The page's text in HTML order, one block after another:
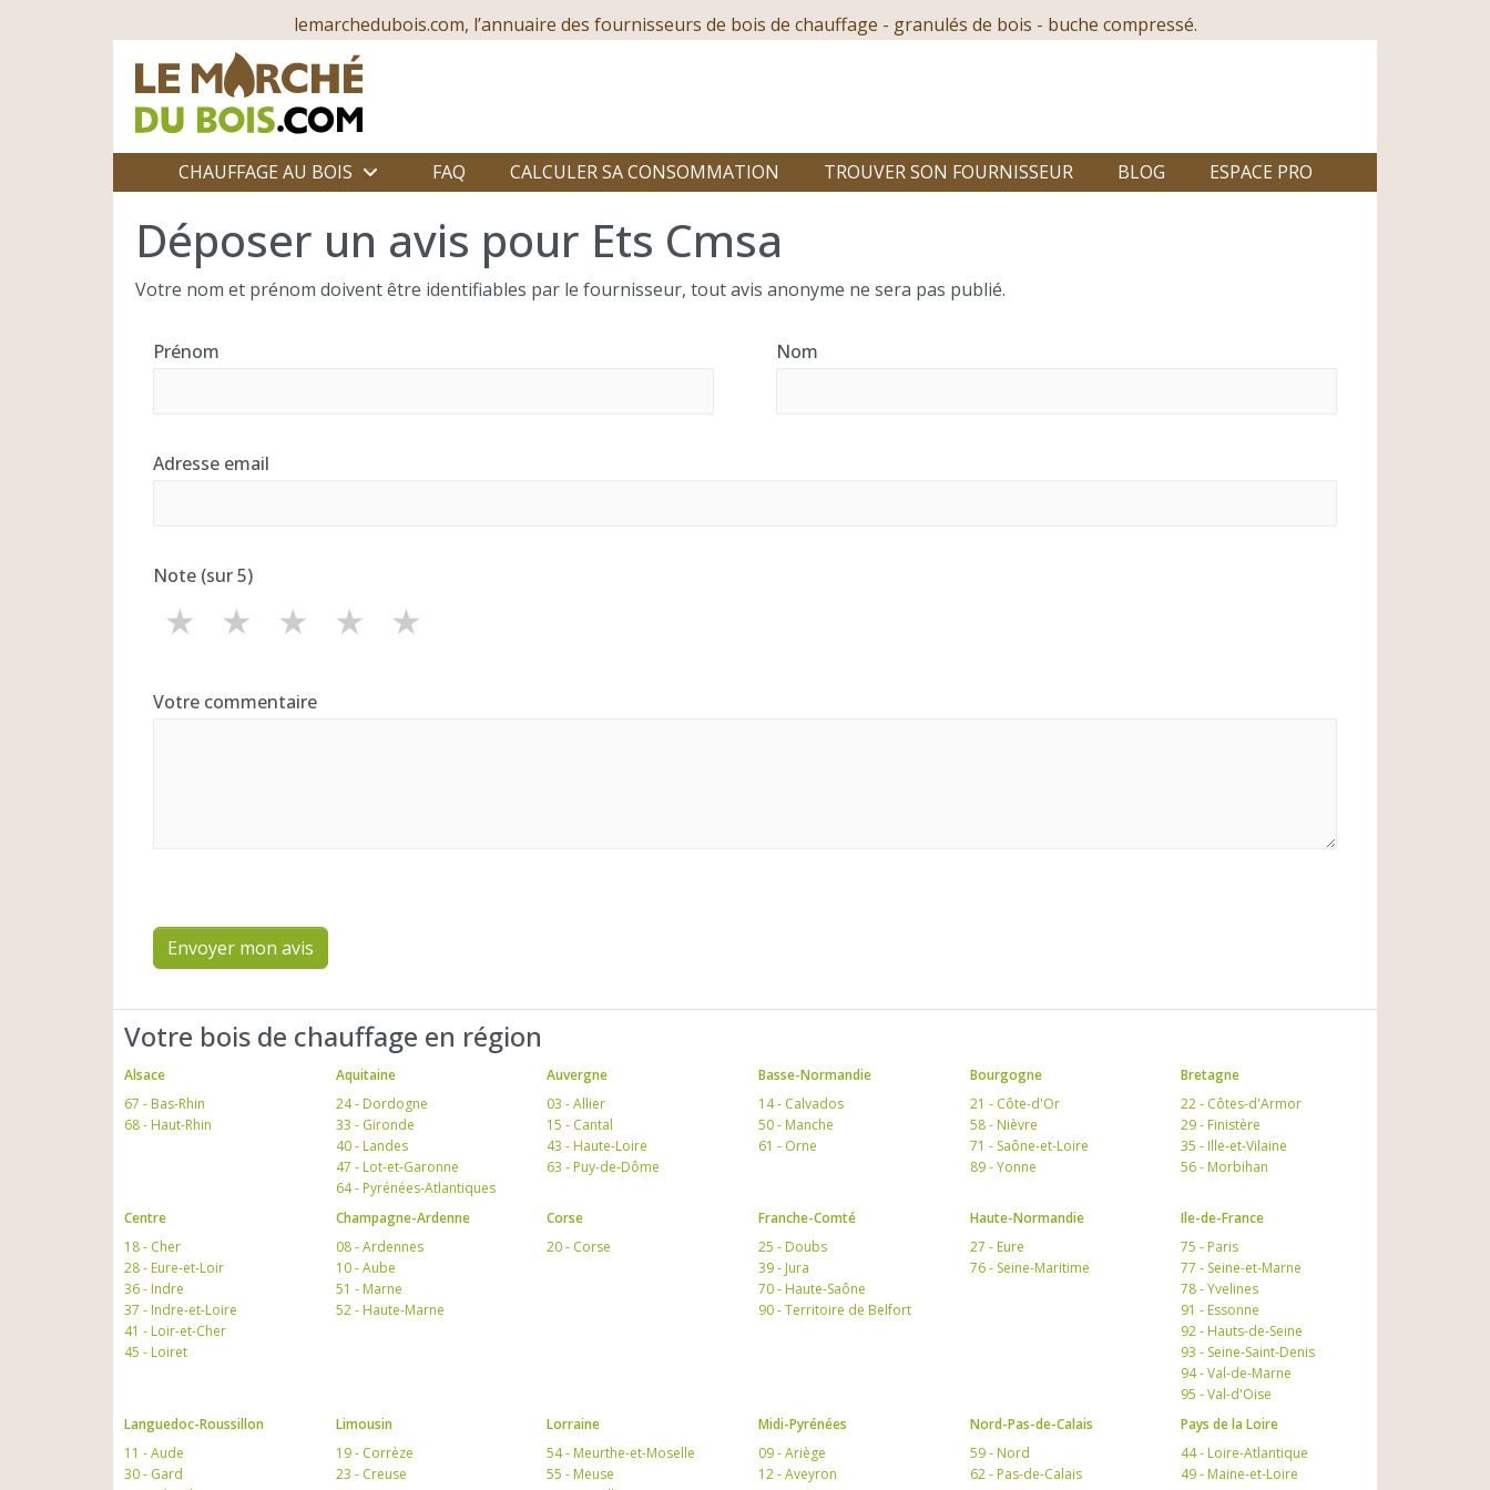
lemarchedubois.com, l’annuaire des fournisseurs de bois de chauffage - granulés de bois - buche compressé.
CHAUFFAGE AU BOIS FAQ CALCULER SA CONSOMMATION TROUVER SON FOURNISSEUR BLOG ESPACE PRO
Déposer un avis pour Ets Cmsa
Votre nom et prénom doivent être identifiables par le fournisseur, tout avis anonyme ne sera pas publié.
Prénom Nom
Adresse email
Note (sur 5)
★
★
★
★
★
Votre commentaire
Envoyer mon avis
Votre bois de chauffage en région
Alsace
67 - Bas-Rhin
68 - Haut-Rhin
Aquitaine
24 - Dordogne
33 - Gironde
40 - Landes
47 - Lot-et-Garonne
64 - Pyrénées-Atlantiques
Auvergne
03 - Allier
15 - Cantal
43 - Haute-Loire
63 - Puy-de-Dôme
Basse-Normandie
14 - Calvados
50 - Manche
61 - Orne
Bourgogne
21 - Côte-d'Or
58 - Nièvre
71 - Saône-et-Loire
89 - Yonne
Bretagne
22 - Côtes-d'Armor
29 - Finistère
35 - Ille-et-Vilaine
56 - Morbihan
Centre
18 - Cher
28 - Eure-et-Loir
36 - Indre
37 - Indre-et-Loire
41 - Loir-et-Cher
45 - Loiret
Champagne-Ardenne
08 - Ardennes
10 - Aube
51 - Marne
52 - Haute-Marne
Corse
20 - Corse
Franche-Comté
25 - Doubs
39 - Jura
70 - Haute-Saône
90 - Territoire de Belfort
Haute-Normandie
27 - Eure
76 - Seine-Maritime
Ile-de-France
75 - Paris
77 - Seine-et-Marne
78 - Yvelines
91 - Essonne
92 - Hauts-de-Seine
93 - Seine-Saint-Denis
94 - Val-de-Marne
95 - Val-d'Oise
Languedoc-Roussillon
11 - Aude
30 - Gard
Limousin
19 - Corrèze
23 - Creuse
Lorraine
54 - Meurthe-et-Moselle
55 - Meuse
Midi-Pyrénées
09 - Ariège
12 - Aveyron
Nord-Pas-de-Calais
59 - Nord
62 - Pas-de-Calais
Pays de la Loire
44 - Loire-Atlantique
49 - Maine-et-Loire